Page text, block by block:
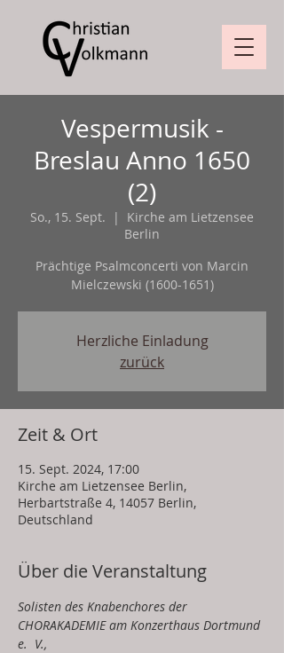
Vespermusik -
Breslau Anno 1650
(2)
So., 15. Sept.
  |
Kirche am Lietzensee
Berlin
Prächtige Psalmconcerti von Marcin
Mielczewski (1600-1651)
Herzliche Einladung
zurück
Zeit & Ort
15. Sept. 2024, 17:00
Kirche am Lietzensee Berlin,
Herbartstraße 4, 14057 Berlin,
Deutschland
Über die Veranstaltung
Solisten des Knabenchores der
CHORAKADEMIE am Konzerthaus Dortmund
e.  V.,